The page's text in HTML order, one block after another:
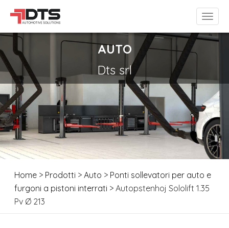
AUTO
Dts srl
Home > Prodotti >Auto > Ponti sollevatori per auto e
furgoni a pistoni interrati > Autopstenhoj Sololift 1.35
Pv Ø 213